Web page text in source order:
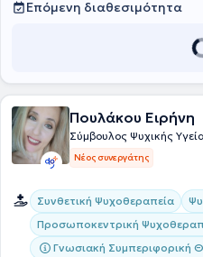
Επόμενη διαθεσιμότητα
Πουλάκου Ειρήνη
Σύμβουλος Ψυχικής
Νέος συνεργάτης
Συνθετική Ψυχοθεραπεία
Προσωποκεντρική
Γνωσιακή Συμπεριφορική